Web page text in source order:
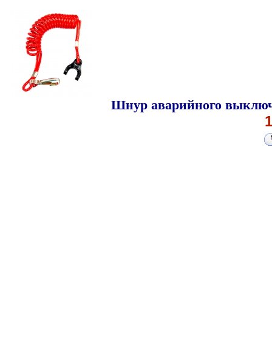
Шнур аварийного